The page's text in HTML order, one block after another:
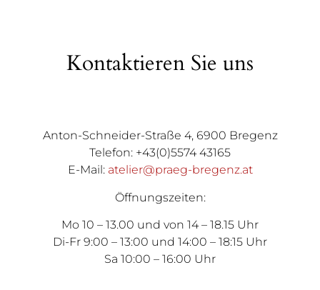
Kontaktieren Sie uns
Anton-Schneider-Straße 4, 6900 Bregenz
Telefon: +43(0)5574 43165
E-Mail: atelier@praeg-bregenz.at
Öffnungszeiten:
Mo 10 – 13.00 und von 14 – 18.15 Uhr
Di-Fr 9:00 – 13:00 und 14:00 – 18:15 Uhr
Sa 10:00 – 16:00 Uhr